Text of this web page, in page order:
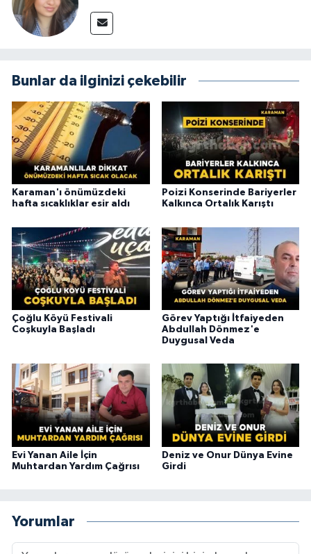
Bunlar da ilginizi çekebilir
Karaman'ı önümüzdeki
hafta sıcaklıklar esir aldı
Poizi Konserinde Bariyerler
Kalkınca Ortalık Karıştı
Çoğlu Köyü Festivali
Coşkuyla Başladı
Görev Yaptığı İtfaiyeden
Abdullah Dönmez'e
Duygusal Veda
Evi Yanan Aile İçin
Muhtardan Yardım Çağrısı
Deniz ve Onur Dünya Evine
Girdi
Yorumlar